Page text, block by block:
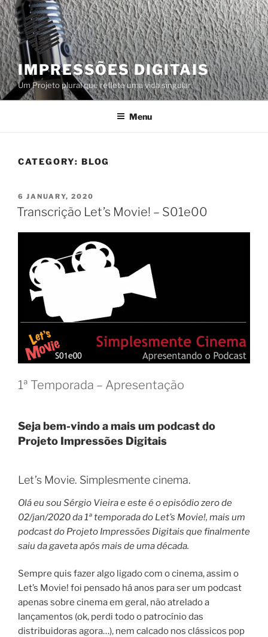
Skip
to
content
IMPRESSÕES DIGITAIS
Um Projeto plural que reflete uma vida singular
Menu
CATEGORY: BLOG
POSTED
ON
6 JANUARY, 2020
Transcrição Let’s Movie! – S01e00
1ª Temporada – Apresentação
Seja bem-vindo a mais um podcast do
Projeto Impressões Digitais
Let’s Movie. Simplesmente cinema.
Olá eu sou Sérgio Vieira e este é o episódio zero de
02/jan/2020 da 1ª temporada do Let’s Movie!, mais um
podcast do Projeto Impressões Digitais que finalmente
saiu da gaveta após mais de uma década.
Sempre quis fazer algo ligado com o cinema, assim o
Let’s Movie! foi pensado há anos para ser um podcast
apenas sobre cinema em geral, não atrelado a
lançamentos (ok, perdi todo o patrocínio das
distribuidoras agora…), nem calcado nos clássicos pop